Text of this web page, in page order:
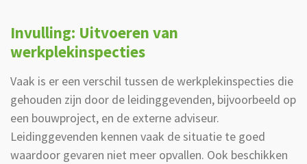
Invulling: Uitvoeren van
werkplekinspecties
Vaak is er een verschil tussen de werkplekinspecties die
gehouden zijn door de leidinggevenden, bijvoorbeeld op
een bouwproject, en de externe adviseur.
Leidinggevenden kennen vaak de situatie te goed
waardoor gevaren niet meer opvallen. Ook beschikken